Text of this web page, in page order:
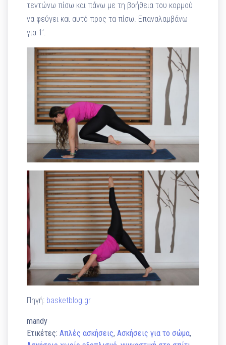
τεντώνω πίσω και πάνω με τη βοήθεια του κορμού
να φεύγει και αυτό προς τα πίσω. Επαναλαμβάνω
για 1’.
Πηγή: basketblog.gr
mandy
Ετικέτες:Απλές ασκήσεις,Ασκήσεις για το σώμα,